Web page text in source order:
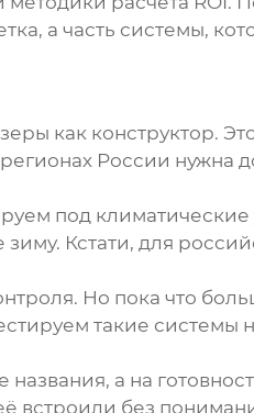
а часть системы,
как конструктор.
России нужна
под климатические
Кстати, для
Но пока что
такие системы
а на
встроили без